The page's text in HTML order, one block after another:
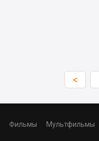
<
Фильмы Мультфильмы